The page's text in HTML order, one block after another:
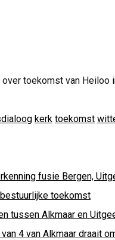
toekomst van Heiloo
kerk toekomst
fusie Bergen,
toekomst
tussen Alkmaar en
4 van Alkmaar draait